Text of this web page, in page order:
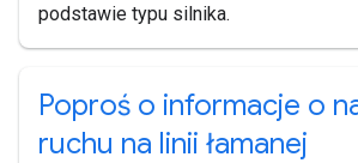
podstawie typu silnika.
Poproś o informacje o
ruchu na linii łamanej